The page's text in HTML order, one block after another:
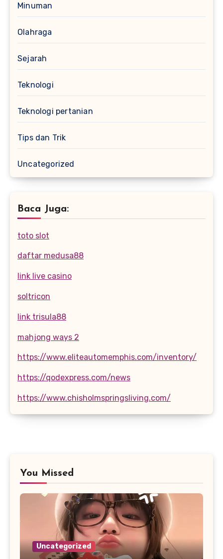
Minuman
Olahraga
Sejarah
Teknologi
Teknologi pertanian
Tips dan Trik
Uncategorized
Baca Juga:
toto slot
daftar medusa88
link live casino
soltricon
link trisula88
mahjong ways 2
https://www.eliteautomemphis.com/inventory/
https://qodexpress.com/news
https://www.chisholmspringsliving.com/
You Missed
Uncategorized